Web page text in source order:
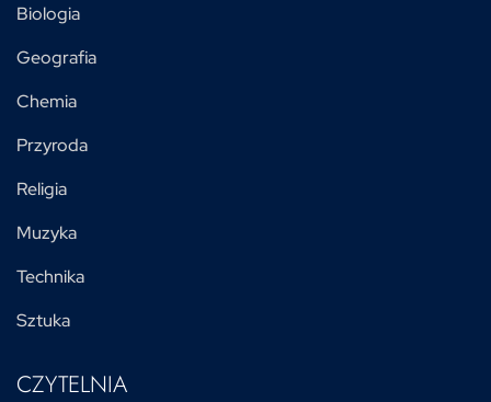
Biologia
Geografia
Chemia
Przyroda
Religia
Muzyka
Technika
Sztuka
CZYTELNIA